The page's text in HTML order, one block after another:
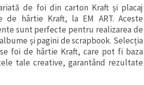
de foi din carton Kraft și placaj
de hârtie Kraft, la EM ART. Aceste
sunt perfecte pentru realizarea de
și pagini de scrapbook. Selecția
foi de hârtie Kraft, care pot fi baza
tale creative, garantând rezultate